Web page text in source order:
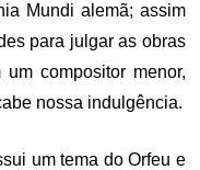
Mundi alemã; assim
para julgar as obras
compositor menor,
nossa indulgência.
um tema do Orfeu e